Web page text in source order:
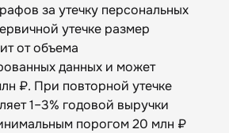
за утечку персональных
утечке размер
от объема
данных и может
₽. При повторной утечке
1–3% годовой выручки
порогом 20 млн ₽